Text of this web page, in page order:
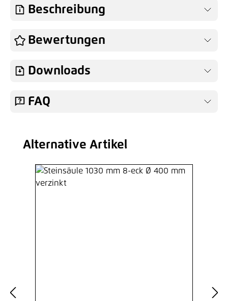
Beschreibung
Bewertungen
Downloads
FAQ
Produktgalerie überspringen
Alternative Artikel